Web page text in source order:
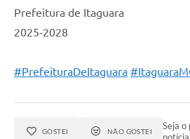
Prefeitura de Itaguara
2025-2028
#PrefeituraDeItaguara
GOSTEI NÃO GOSTEI
Seja
notícia.